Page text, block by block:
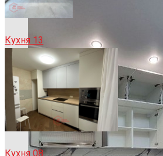
Кухня 13
Кухня 08